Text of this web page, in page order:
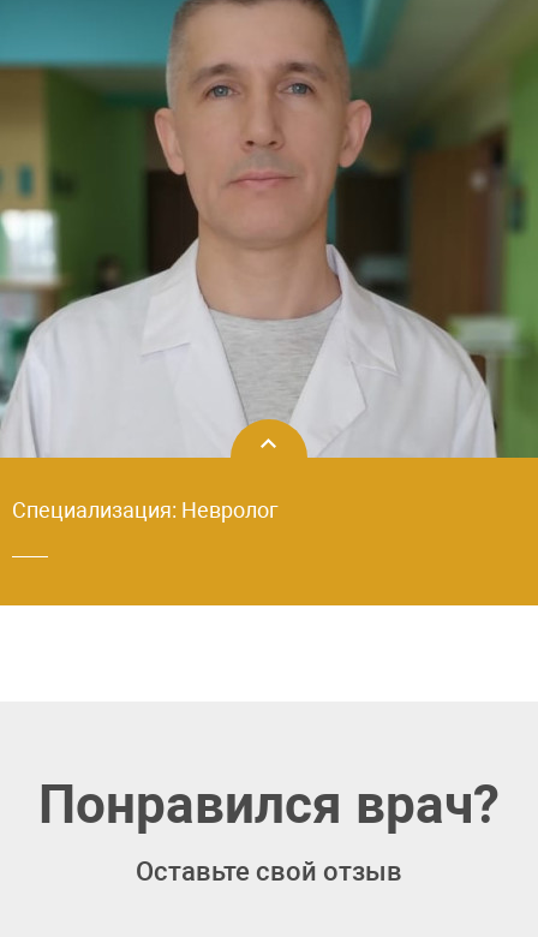
Специализация: Невролог
Понравился врач?
Оставьте свой отзыв